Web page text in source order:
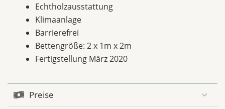
Echtholzausstattung
Klimaanlage
Barrierefrei
Bettengröße: 2 x 1m x 2m
Fertigstellung März 2020
Preise